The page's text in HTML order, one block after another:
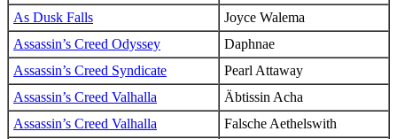
As Dusk Falls
Joyce Walema
Assassin’s Creed Odyssey
Daphnae
Assassin’s Creed Syndicate
Pearl Attaway
Assassin’s Creed Valhalla
Äbtissin Acha
Assassin’s Creed Valhalla
Falsche Aethelswith